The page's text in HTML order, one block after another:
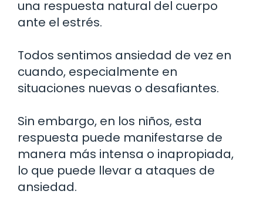
una respuesta natural del cuerpo
ante el estrés.
Todos sentimos ansiedad de vez en
cuando, especialmente en
situaciones nuevas o desafiantes.
Sin embargo, en los niños, esta
respuesta puede manifestarse de
manera más intensa o inapropiada,
lo que puede llevar a ataques de
ansiedad.